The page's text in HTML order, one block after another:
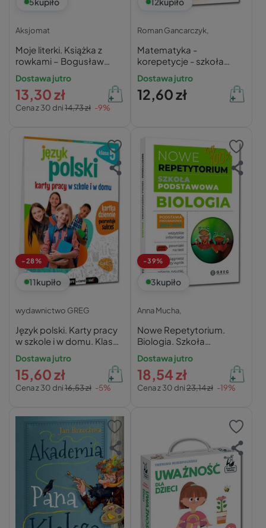
Aksjomat
Moje literki. Książka z
rowkami – Bogusław
Michalec | 24 karty
Dostawa jutro
Cena z 30 dni14,73 zł -9%
13,30 zł
Roman Gancarczyk,
Matematyka -
korepetycje - szkoła
podstawowa, klasa 4
Dostawa jutro
12,60 zł
-28%
11kupiło
wydawnictwo GREG
Język polski. Karty pracy
w szkole i w domu. Klasa
5
Dostawa jutro
Cena z 30 dni16,53 zł -5%
15,60 zł
-39%
3kupiło
Anna Mucha,
Nowe Repetytorium.
Biologia. Szkoła
podstawowa. Podstawa
programowa 2024-2026
Dostawa jutro
Cena z 30 dni23,14 zł -19%
18,54 zł